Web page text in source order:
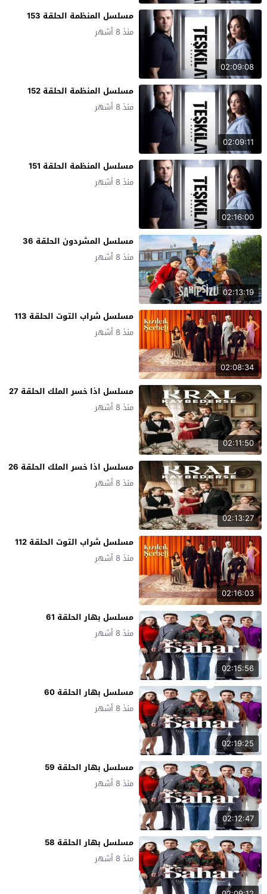
02:09:08
مسلسل المنظمة الحلقة 153
منذ 8 أشهر
02:09:11
مسلسل المنظمة الحلقة 152
منذ 8 أشهر
02:16:00
مسلسل المنظمة الحلقة 151
منذ 8 أشهر
02:13:19
مسلسل المشردون الحلقة 36
منذ 8 أشهر
02:08:34
مسلسل شراب التوت الحلقة 113
منذ 8 أشهر
02:11:50
مسلسل اذا خسر الملك الحلقة 27
منذ 8 أشهر
02:13:27
مسلسل اذا خسر الملك الحلقة 26
منذ 8 أشهر
02:16:03
مسلسل شراب التوت الحلقة 112
منذ 8 أشهر
02:15:56
مسلسل بهار الحلقة 61
منذ 8 أشهر
02:19:25
مسلسل بهار الحلقة 60
منذ 8 أشهر
02:12:47
مسلسل بهار الحلقة 59
منذ 8 أشهر
مسلسل بهار الحلقة 58
منذ 8 أشهر